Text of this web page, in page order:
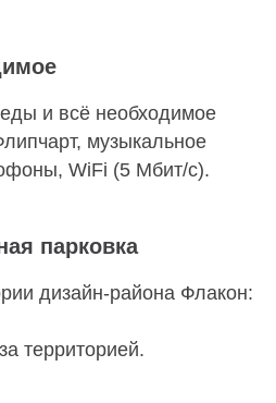
и всё необходимое
музыкальное
WiFi (5 Мбит/с).
парковка
дизайн-района Флакон:
территорией.